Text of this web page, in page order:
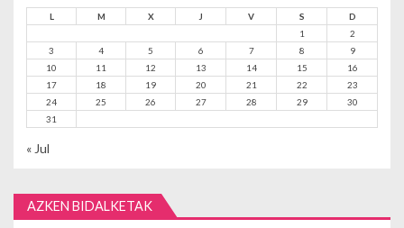
L M X J V S
D
1
2
3
4 5 6 7 8
9
10
11 12 13 14 15
16
17
18 19 20 21 22
23
24
25 26 27 28 29
30
31
« Jul
AZKEN BIDALKETAK